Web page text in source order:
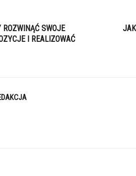
SWOJE
I REALIZOWAĆ